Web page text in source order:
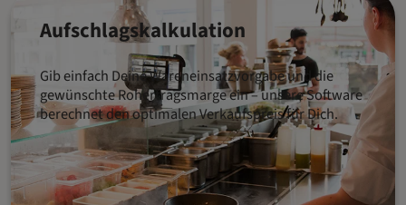
Aufschlagskalkulation
Gib einfach Deine Wareneinsatzvorgabe und die
gewünschte Rohertragsmarge ein – unsere Software
berechnet den optimalen Verkaufspreis für Dich.